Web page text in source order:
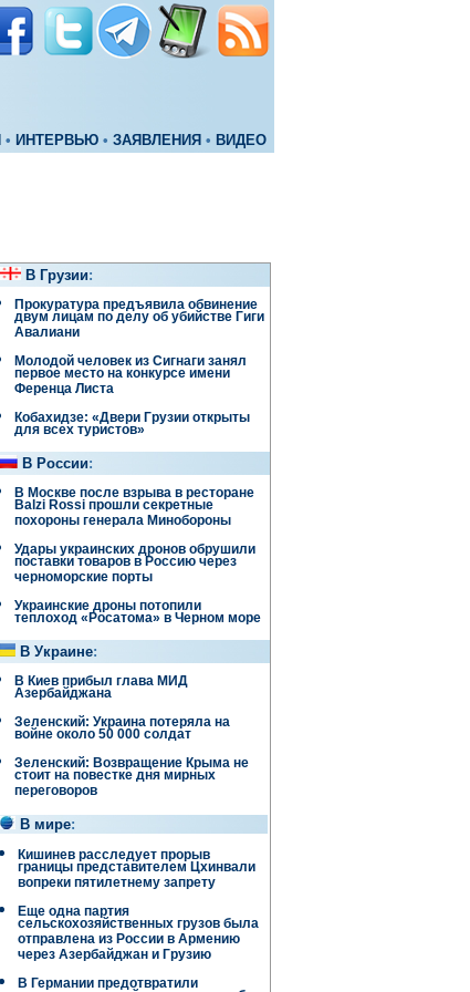
• ИНТЕРВЬЮ • ЗАЯВЛЕНИЯ • ВИДЕО
В Грузии:
Прокуратура предъявила обвинение
двум лицам по делу об убийстве Гиги
Авалиани
Молодой человек из Сигнаги занял
первое место на конкурсе имени
Ференца Листа
Кобахидзе: «Двери Грузии открыты
для всех туристов»
В России:
В Москве после взрыва в ресторане
Balzi Rossi прошли секретные
похороны генерала Минобороны
Удары украинских дронов обрушили
поставки товаров в Россию через
черноморские порты
Украинские дроны потопили
теплоход «Росатома» в Черном море
В Украине:
В Киев прибыл глава МИД
Азербайджана
Зеленский: Украина потеряла на
войне около 50 000 солдат
Зеленский: Возвращение Крыма не
стоит на повестке дня мирных
переговоров
В мире:
Кишинев расследует прорыв
границы представителем Цхинвали
вопреки пятилетнему запрету
Еще одна партия
сельскохозяйственных грузов была
отправлена ​​из России в Армению
через Азербайджан и Грузию
В Германии предотвратили